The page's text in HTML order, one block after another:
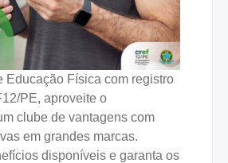
Educação Física com registro
PE, aproveite o
clube de vantagens com
em grandes marcas.
disponíveis e garanta os